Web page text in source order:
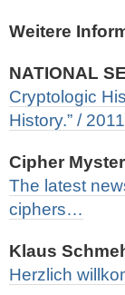
Weitere
NATIONAL
Cryptologic
History.” /
Cipher
The latest
ciphers…
Klaus
Herzlich